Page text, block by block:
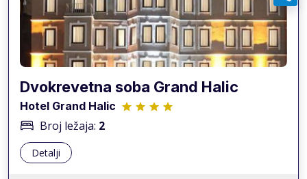
Dvokrevetna soba Grand Halic
Hotel Grand Halic
Broj ležaja: 2
Detalji